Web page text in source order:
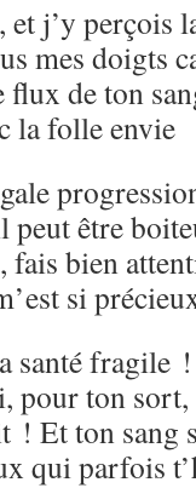
j’y perçois
mes doigts
flux de ton
la folle envie
peut être
fais bien
si
santé fragile !
pour ton
! Et ton sang
qui parfois